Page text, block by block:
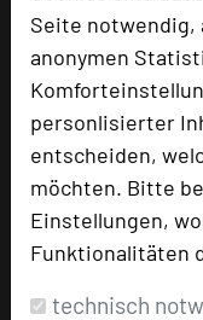
Seite notwendig,
anonymen
personlisierter
entscheiden,
möchten. Bitte
Einstellungen,
Funktionalitäten
technisch
Flair Hotel Vier
Stuttgarter
72574 Bad Urach
zur